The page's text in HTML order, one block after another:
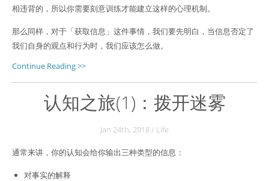
相违背的，所以你需要刻意训练才能建立这样的心理机制。
那么同样，对于「获取信息」这件事情，我们要先明白，当信息否定了
我们自身的观点和行为时，我们应该怎么做。
Continue Reading >>
认知之旅(1)：拨开迷雾
Jan 24th, 2018/ Life
通常来讲，你的认知会给你输出三种类型的信息：
对事实的解释